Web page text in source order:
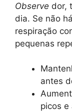
Observe dor,
dia. Se não
respiração
pequenas
antes
picos